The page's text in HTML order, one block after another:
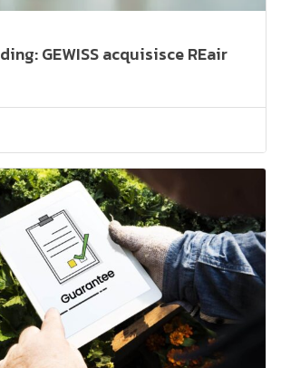
GEWISS acquisisce REair